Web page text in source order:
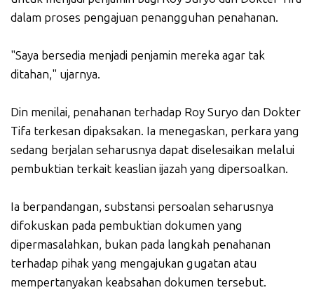
dalam proses pengajuan penangguhan penahanan.
"Saya bersedia menjadi penjamin mereka agar tak
ditahan," ujarnya.
Din menilai, penahanan terhadap Roy Suryo dan Dokter
Tifa terkesan dipaksakan. Ia menegaskan, perkara yang
sedang berjalan seharusnya dapat diselesaikan melalui
pembuktian terkait keaslian ijazah yang dipersoalkan.
Ia berpandangan, substansi persoalan seharusnya
difokuskan pada pembuktian dokumen yang
dipermasalahkan, bukan pada langkah penahanan
terhadap pihak yang mengajukan gugatan atau
mempertanyakan keabsahan dokumen tersebut.